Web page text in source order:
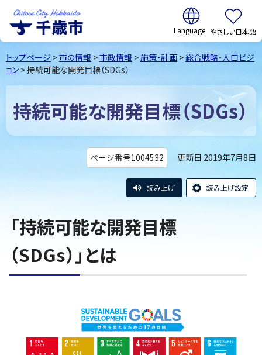
千歳市Chitose
City Hokkaido
翻訳:
やさしい日本語
トップページ >市の情報 >市政情報 >施策・計画 >総合戦略・人口ビジ
ョン > 持続可能な開発目標（SDGs）
持続可能な開発目標（SDGs）
ページ番号1004532 更新日 2019年7月8日
読み上げ 読み上げ設定
「持続可能な開発目標
（SDGs）」とは